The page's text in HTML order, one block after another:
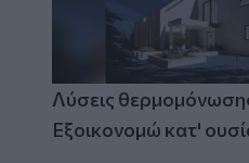
Λύσεις
Εξοικονομώ κατ'